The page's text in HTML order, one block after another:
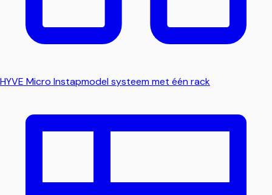
HYVE Micro Instapmodel systeem met één rack